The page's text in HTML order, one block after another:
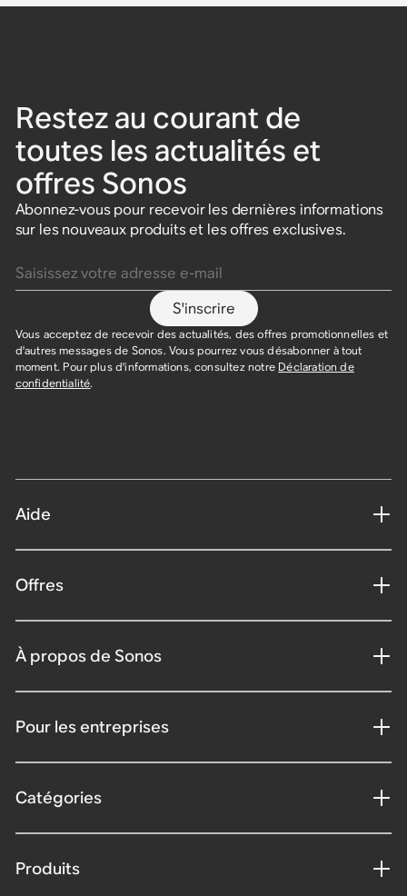
Restez au courant de
toutes les actualités et
offres Sonos
Abonnez-vous pour recevoir les dernières informations
sur les nouveaux produits et les offres exclusives.
S'inscrire
Vous acceptez de recevoir des actualités, des offres promotionnelles et
d'autres messages de Sonos. Vous pourrez vous désabonner à tout
moment. Pour plus d'informations, consultez notre Déclaration de
confidentialité.
Aide
Offres
À propos de Sonos
Pour les entreprises
Catégories
Produits